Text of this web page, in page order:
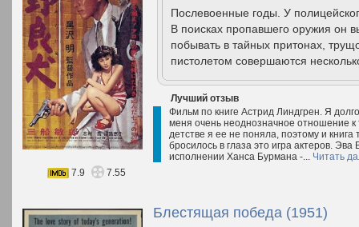
Послевоенные годы. У
В поисках пропавшего оружия он
побывать в тайных притонах,
пистолетом совершаются
Лучший отзыв
Фильм по книге Астрид Линдгрен. Я
меня очень неоднозначное отношение к
детстве я ее не поняла, поэтому и
бросилось в глаза это игра актеров.
исполнении Ханса Бурмана -... Читать
7.9
7.55
Блестящая победа (1951)